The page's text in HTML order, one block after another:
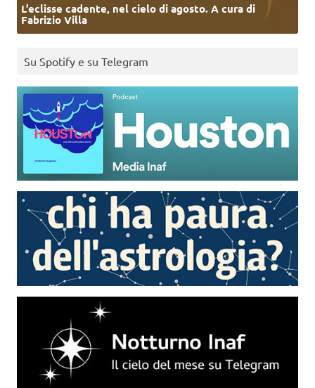
L’eclisse cadente, nel cielo di agosto. A cura di
Fabrizio Villa
Su Spotify e su Telegram